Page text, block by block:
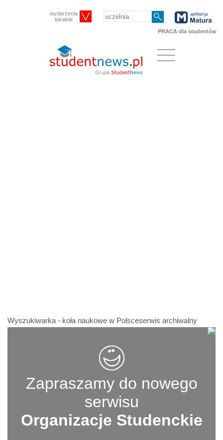
wydarzenia
lokalnie
PRACA dla studentów
Wyszukiwarka - koła naukowe w Polsceserwis archiwalny
Zapraszamy do nowego
serwisu
Organizacje Studenckie